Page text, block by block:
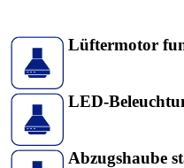
Lüftermotor
LED-
Abzugshaube